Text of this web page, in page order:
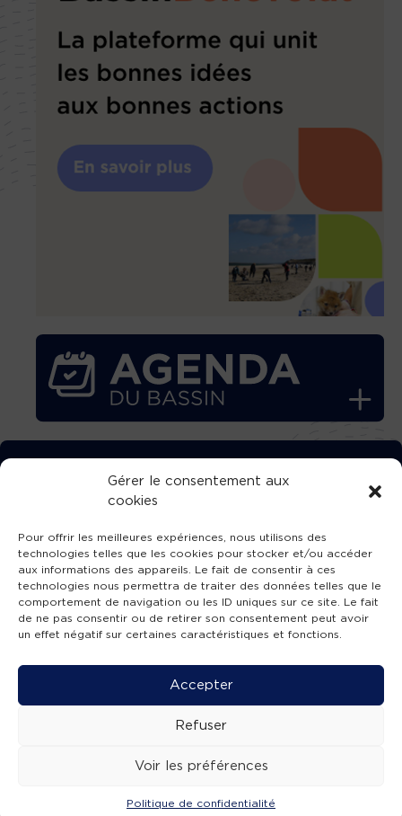
Gérer le consentement aux
cookies
Pour offrir les meilleures expériences, nous utilisons des
technologies telles que les cookies pour stocker et/ou accéder
aux informations des appareils. Le fait de consentir à ces
technologies nous permettra de traiter des données telles que le
comportement de navigation ou les ID uniques sur ce site. Le fait
de ne pas consentir ou de retirer son consentement peut avoir
un effet négatif sur certaines caractéristiques et fonctions.
Accepter
Refuser
Voir les préférences
Politique de confidentialité
ÉMISSIONS AGENDA
TÉLÉCHARGEZ GRATUITEMENT
L’APPLICATION TVBA !
SUIVEZ-NOUS !
Mentions légales -Accessibilité